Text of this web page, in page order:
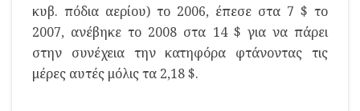
κυβ. πόδια αερίου) το 2006, έπεσε στα 7 $ το
2007, ανέβηκε το 2008 στα 14 $ για να πάρει
στην συνέχεια την κατηφόρα φτάνοντας τις
μέρες αυτές μόλις τα 2,18 $.